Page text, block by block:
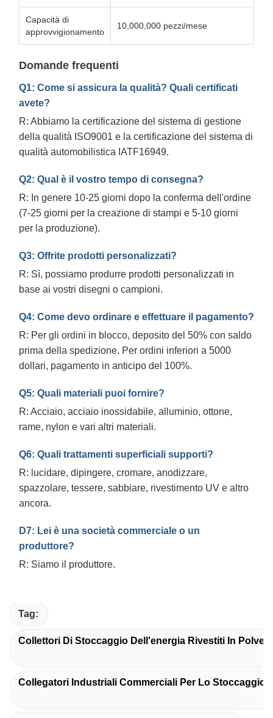
Capacità di
approvvigionamento
10,000,000 pezzi/mese
Domande frequenti
Q1: Come si assicura la qualità? Quali certificati
avete?
R: Abbiamo la certificazione del sistema di gestione
della qualità ISO9001 e la certificazione del sistema di
qualità automobilistica IATF16949.
Q2: Qual è il vostro tempo di consegna?
R: In genere 10-25 giorni dopo la conferma dell'ordine
(7-25 giorni per la creazione di stampi e 5-10 giorni
per la produzione).
Q3: Offrite prodotti personalizzati?
R: Sì, possiamo produrre prodotti personalizzati in
base ai vostri disegni o campioni.
Q4: Come devo ordinare e effettuare il pagamento?
R: Per gli ordini in blocco, deposito del 50% con saldo
prima della spedizione. Per ordini inferiori a 5000
dollari, pagamento in anticipo del 100%.
Q5: Quali materiali puoi fornire?
R: Acciaio, acciaio inossidabile, alluminio, ottone,
rame, nylon e vari altri materiali.
Q6: Quali trattamenti superficiali supporti?
R: lucidare, dipingere, cromare, anodizzare,
spazzolare, tessere, sabbiare, rivestimento UV e altro
ancora.
D7: Lei è una società commerciale o un
produttore?
R: Siamo il produttore.
Tag:
Collettori Di Stoccaggio Dell'energia Rivestiti In Polvere
Collegatori Industriali Commerciali Per Lo Stoccaggio